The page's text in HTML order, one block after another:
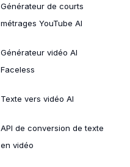
Générateur de courts
métrages YouTube AI
Générateur vidéo AI
Faceless
Texte vers vidéo AI
API de conversion de texte
en vidéo